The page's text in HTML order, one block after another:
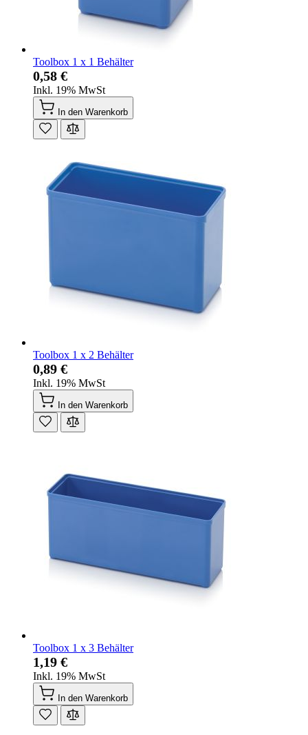
Toolbox 1 x 1 Behälter
0,58 €
Inkl. 19% MwSt
In den Warenkorb
Toolbox 1 x 2 Behälter
0,89 €
Inkl. 19% MwSt
In den Warenkorb
Toolbox 1 x 3 Behälter
1,19 €
Inkl. 19% MwSt
In den Warenkorb